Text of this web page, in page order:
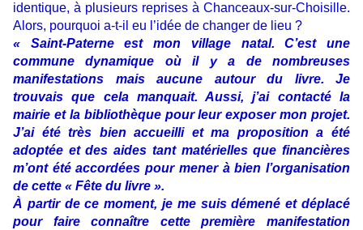
identique, à plusieurs reprises à Chanceaux-sur-Choisille.
Alors, pourquoi a-t-il eu l’idée de changer de lieu ?
« Saint-Paterne est mon village natal. C’est une
commune dynamique où il y a de nombreuses
manifestations mais aucune autour du livre. Je
trouvais que cela manquait. Aussi, j’ai contacté la
mairie et la bibliothèque pour leur exposer mon projet.
J’ai été très bien accueilli et ma proposition a été
adoptée et des aides tant matérielles que financières
m’ont été accordées pour mener à bien l’organisation
de cette « Fête du livre ».
À partir de ce moment, je me suis démené et déplacé
pour faire connaître cette première manifestation